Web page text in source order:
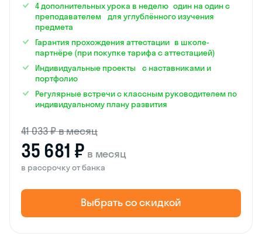
4 дополнительных урока в неделю один на один с
преподавателем для углублённого изучения
предмета
Гарантия прохождения аттестации в школе-
партнёре (при покупке тарифа с аттестацией)
Индивидуальные проекты с наставниками и
портфолио
Регулярные встречи с классным руководителем по
индивидуальному плану развития
41 033 ₽ в месяц
35 681 ₽ в месяц
в рассрочку от банка
Выбрать со скидкой